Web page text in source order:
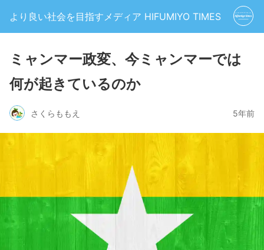
より良い社会を目指すメディア HIFUMIYO TIMES
ミャンマー政変、今ミャンマーでは
何が起きているのか
さくらももえ 5年前